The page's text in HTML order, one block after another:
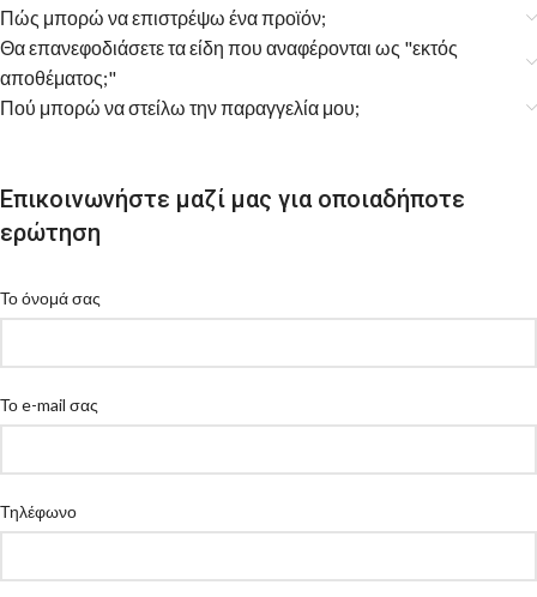
Πώς μπορώ να επιστρέψω ένα προϊόν;
Θα επανεφοδιάσετε τα είδη που αναφέρονται ως "εκτός
αποθέματος;"
Πού μπορώ να στείλω την παραγγελία μου;
Επικοινωνήστε μαζί μας για οποιαδήποτε
ερώτηση
Το όνομά σας
Το e-mail σας
Τηλέφωνο